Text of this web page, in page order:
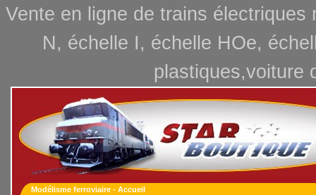
Vente en ligne de trains
N, échelle I, échelle HOe,
plastiques,voiture
Modélisme ferroviaire - Accueil